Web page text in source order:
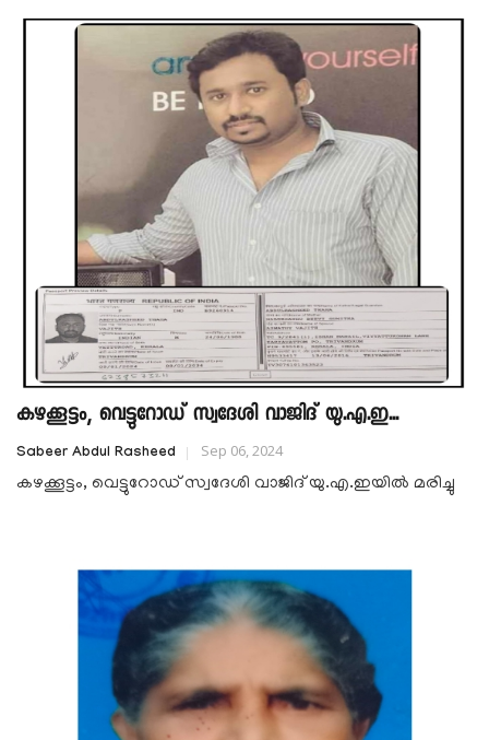
കഴക്കൂട്ടം, വെട്ടുറോഡ് സ്വദേശി വാജിദ് യു.എ.ഇ...
Sabeer Abdul Rasheed
Sep 06, 2024
കഴക്കൂട്ടം, വെട്ടുറോഡ് സ്വദേശി വാജിദ് യു.എ.ഇയിൽ മരിച്ചു